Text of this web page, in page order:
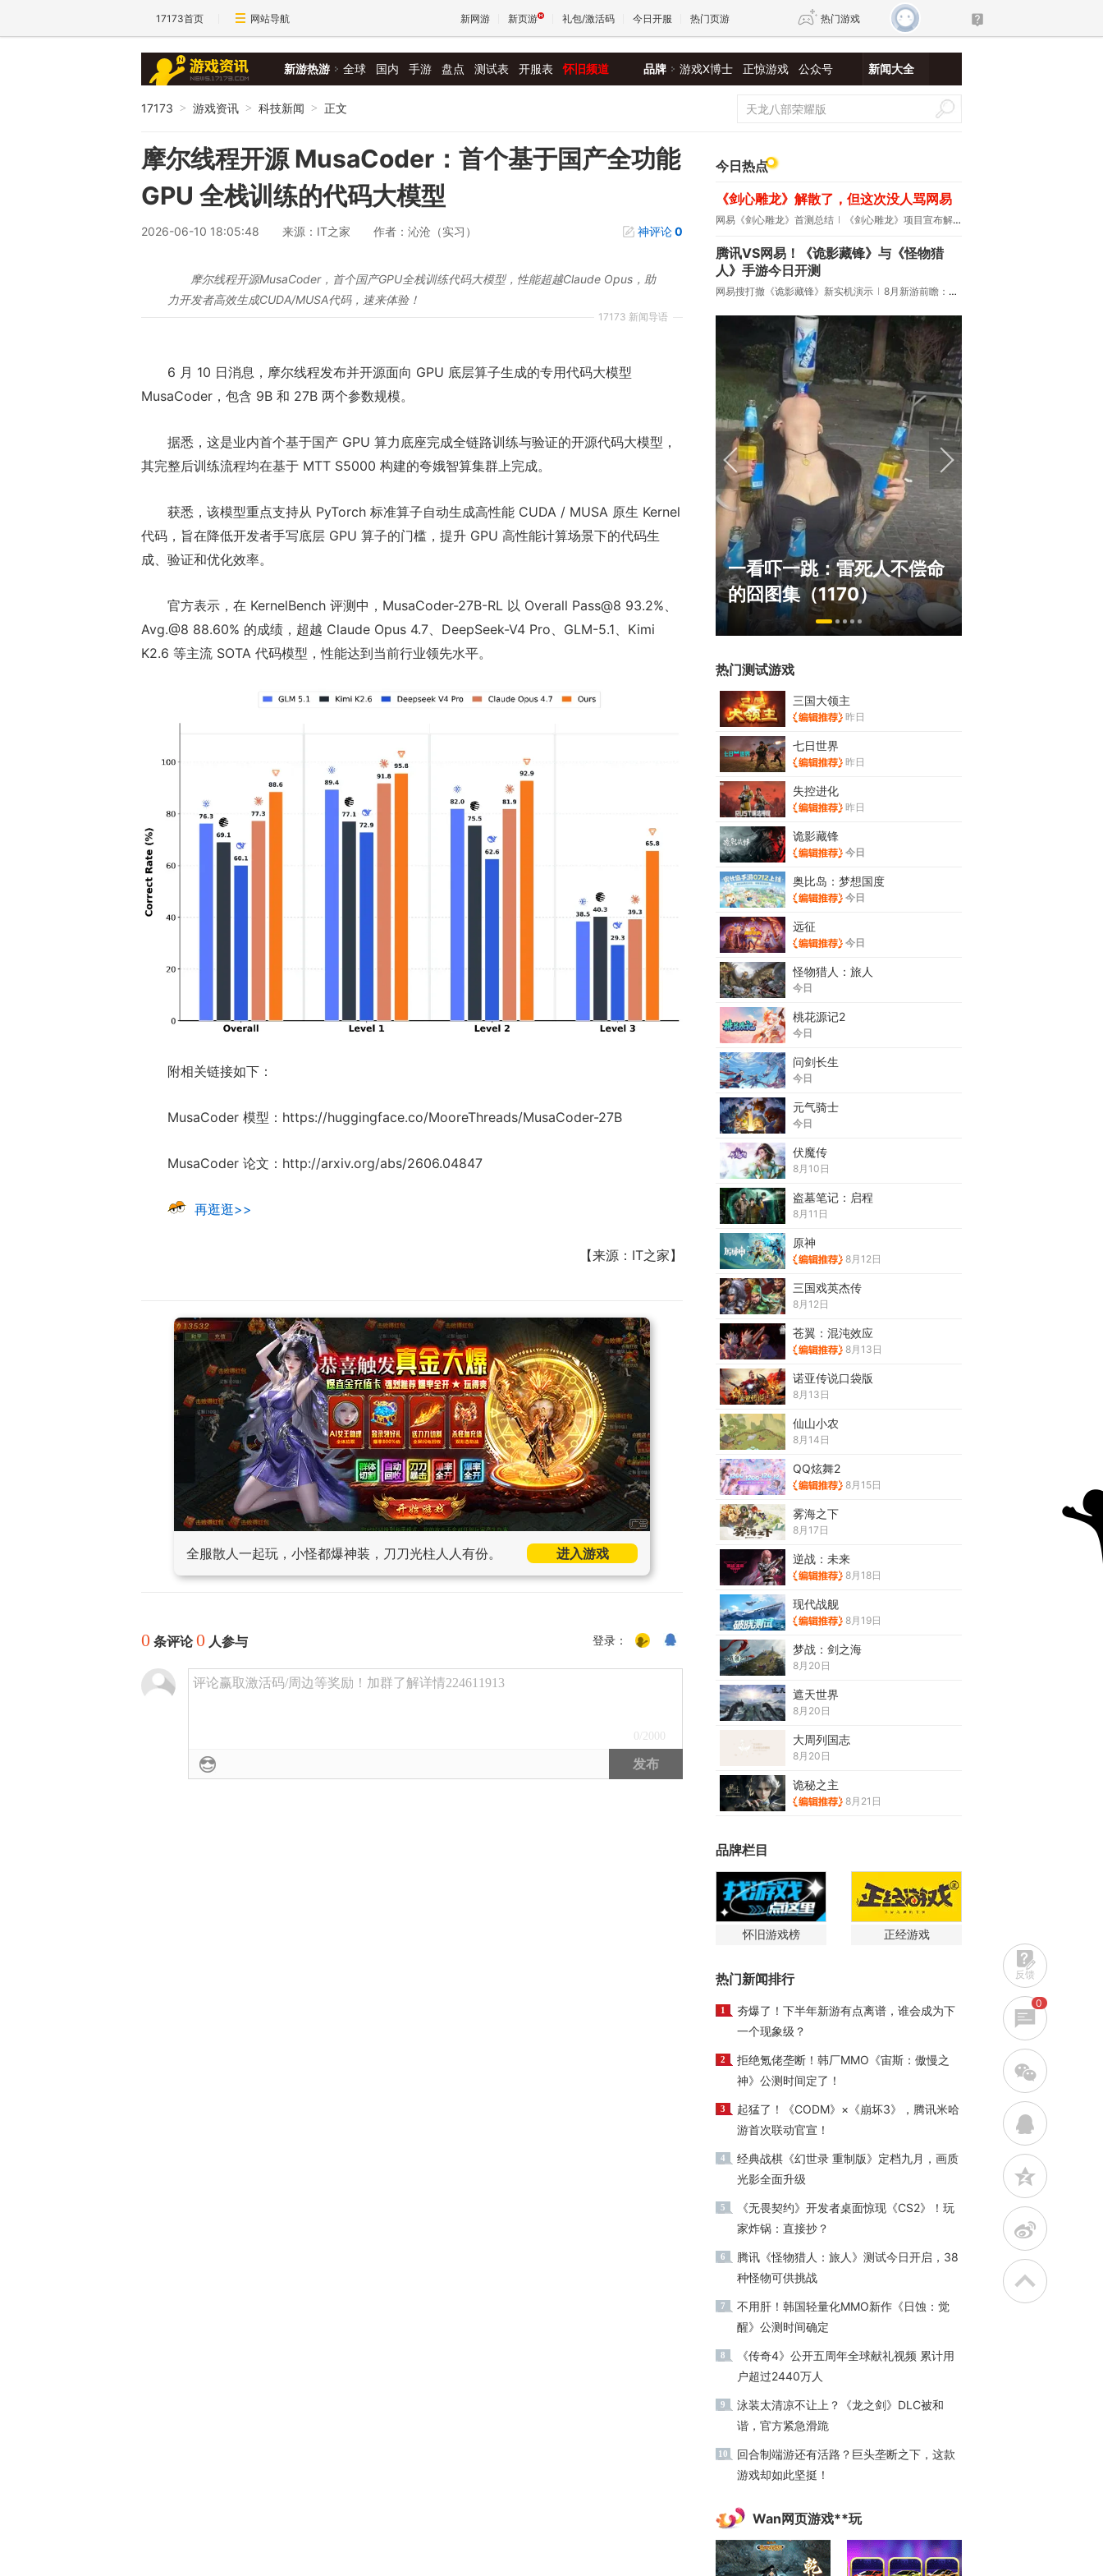
17173首页 网站导航 新网游 新页游 礼包/激活码 今日开服 热门页游 热门游戏
王权与自由 诛仙世界 新仙侠5
新游热游 全球 国内 手游 盘点 测试表 开服表 怀旧频道 品牌 游戏X博士 正惊游戏 公众号 新闻大全
17173 > 游戏资讯 > 科技新闻 > 正文
摩尔线程开源 MusaCoder：首个基于国产全功能
GPU 全栈训练的代码大模型
2026-06-10 18:05:48 来源：IT之家 作者：沁沧（实习） 神评论0
17173 新闻导语
摩尔线程开源MusaCoder，首个国产GPU全栈训练代码大模型，性能超越Claude Opus，助
力开发者高效生成CUDA/MUSA代码，速来体验！
6 月 10 日消息，摩尔线程发布并开源面向 GPU 底层算子生成的专用代码大模型
MusaCoder，包含 9B 和 27B 两个参数规模。
据悉，这是业内首个基于国产 GPU 算力底座完成全链路训练与验证的开源代码大模型，
其完整后训练流程均在基于 MTT S5000 构建的夸娥智算集群上完成。
获悉，该模型重点支持从 PyTorch 标准算子自动生成高性能 CUDA / MUSA 原生 Kernel
代码，旨在降低开发者手写底层 GPU 算子的门槛，提升 GPU 高性能计算场景下的代码生
成、验证和优化效率。
官方表示，在 KernelBench 评测中，MusaCoder-27B-RL 以 Overall Pass@8 93.2%、
Avg.@8 88.60% 的成绩，超越 Claude Opus 4.7、DeepSeek-V4 Pro、GLM-5.1、Kimi
K2.6 等主流 SOTA 代码模型，性能达到当前行业领先水平。
附相关链接如下：
MusaCoder 模型：https://huggingface.co/MooreThreads/MusaCoder-27B
MusaCoder 论文：http://arxiv.org/abs/2606.04847
再逛逛>>
【来源：IT之家】
全服散人一起玩，小怪都爆神装，刀刀光柱人人有份。 进入游戏
0 条评论0 人参与 登录：
评论赢取激活码/周边等奖励！加群了解详情224611913
0 /2000
发布
今日热点
《剑心雕龙》解散了，但这次没人骂网易
网易《剑心雕龙》首测总结 《剑心雕龙》项目宣布解散
腾讯VS网易！《诡影藏锋》与《怪物猎
人》手游今日开测
网易搜打撤《诡影藏锋》新实机演示 8月新游前瞻：《诡秘之主》领衔
爆开启
一看吓一跳：雷死人不偿命
的囧图集（1170）
热门测试游戏
三国大领主
昨日
七日世界
昨日
失控进化
昨日
诡影藏锋
今日
奥比岛：梦想国度
今日
远征
今日
怪物猎人：旅人
今日
桃花源记2
今日
问剑长生
今日
元气骑士
今日
伏魔传
8月10日
盗墓笔记：启程
8月11日
原神
8月12日
三国戏英杰传
8月12日
苍翼：混沌效应
8月13日
诺亚传说口袋版
8月13日
仙山小农
8月14日
QQ炫舞2
8月15日
雾海之下
8月17日
逆战：未来
8月18日
现代战舰
8月19日
梦战：剑之海
8月20日
遮天世界
8月20日
大周列国志
8月20日
诡秘之主
8月21日
品牌栏目
怀旧游戏榜 正经游戏
热门新闻排行
1
夯爆了！下半年新游有点离谱，谁会成为下
一个现象级？
2
拒绝氪佬垄断！韩厂MMO《宙斯：傲慢之
神》公测时间定了！
3
起猛了！《CODM》×《崩坏3》，腾讯米哈
游首次联动官宣！
4
经典战棋《幻世录 重制版》定档九月，画质
光影全面升级
5
《无畏契约》开发者桌面惊现《CS2》！玩
家炸锅：直接抄？
6
腾讯《怪物猎人：旅人》测试今日开启，38
种怪物可供挑战
7
不用肝！韩国轻量化MMO新作《日蚀：觉
醒》公测时间确定
8
《传奇4》公开五周年全球献礼视频 累计用
户超过2440万人
9
泳装太清凉不让上？《龙之剑》DLC被和
谐，官方紧急滑跪
10
回合制端游还有活路？巨头垄断之下，这款
游戏却如此坚挺！
Wan网页游戏**玩
反馈
0
w
q
z
t